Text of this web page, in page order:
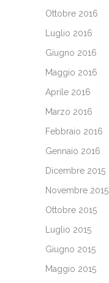
Ottobre 2016
Luglio 2016
Giugno 2016
Maggio 2016
Aprile 2016
Marzo 2016
Febbraio 2016
Gennaio 2016
Dicembre 2015
Novembre 2015
Ottobre 2015
Luglio 2015
Giugno 2015
Maggio 2015